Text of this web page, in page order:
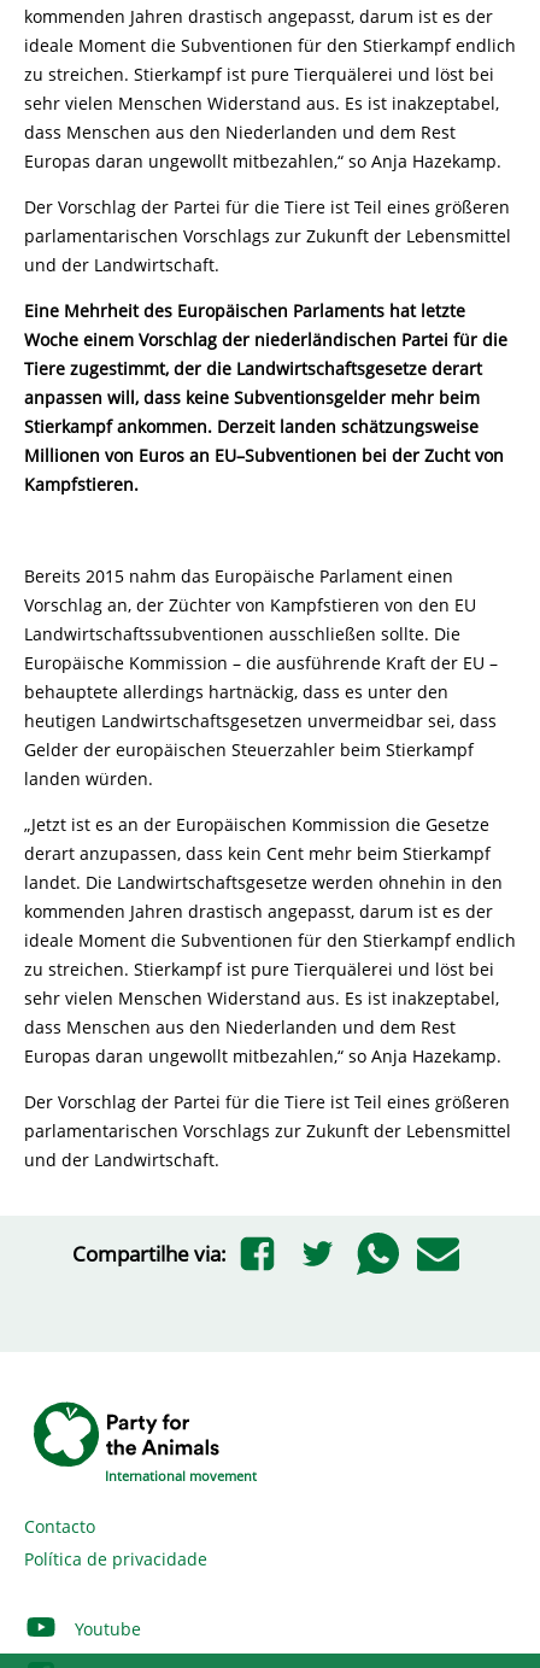
kommenden Jahren drastisch angepasst, darum ist es der
ideale Moment die Subventionen für den Stierkampf endlich
zu streichen. Stierkampf ist pure Tierquälerei und löst bei
sehr vielen Menschen Widerstand aus. Es ist inakzeptabel,
dass Menschen aus den Niederlanden und dem Rest
Europas daran ungewollt mitbezahlen,“ so Anja Hazekamp.
Der Vorschlag der Partei für die Tiere ist Teil eines größeren
parlamentarischen Vorschlags zur Zukunft der Lebensmittel
und der Landwirtschaft.
Eine Mehrheit des Europäischen Parlaments hat letzte
Woche einem Vorschlag der niederländischen Partei für die
Tiere zugestimmt, der die Landwirtschaftsgesetze derart
anpassen will, dass keine Subventionsgelder mehr beim
Stierkampf ankommen. Derzeit landen schätzungsweise
Millionen von Euros an EU–Subventionen bei der Zucht von
Kampfstieren.
Bereits 2015 nahm das Europäische Parlament einen
Vorschlag an, der Züchter von Kampfstieren von den EU
Landwirtschaftssubventionen ausschließen sollte. Die
Europäische Kommission – die ausführende Kraft der EU –
behauptete allerdings hartnäckig, dass es unter den
heutigen Landwirtschaftsgesetzen unvermeidbar sei, dass
Gelder der europäischen Steuerzahler beim Stierkampf
landen würden.
„Jetzt ist es an der Europäischen Kommission die Gesetze
derart anzupassen, dass kein Cent mehr beim Stierkampf
landet. Die Landwirtschaftsgesetze werden ohnehin in den
kommenden Jahren drastisch angepasst, darum ist es der
ideale Moment die Subventionen für den Stierkampf endlich
zu streichen. Stierkampf ist pure Tierquälerei und löst bei
sehr vielen Menschen Widerstand aus. Es ist inakzeptabel,
dass Menschen aus den Niederlanden und dem Rest
Europas daran ungewollt mitbezahlen,“ so Anja Hazekamp.
Der Vorschlag der Partei für die Tiere ist Teil eines größeren
parlamentarischen Vorschlags zur Zukunft der Lebensmittel
und der Landwirtschaft.
Compartilhe via:
International movement
Contacto
Política de privacidade
Youtube